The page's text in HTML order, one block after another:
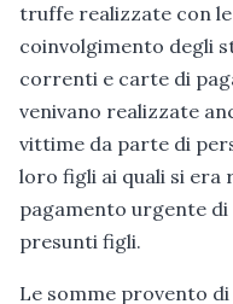
truffe realizzate con
coinvolgimento degli
correnti e carte di
venivano realizzate
vittime da parte di
loro figli ai quali si era
pagamento urgente
presunti figli.
Le somme provento